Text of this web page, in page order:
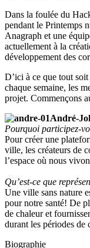
Dans la foulée du
pendant le Printemps
Anagraph et une
actuellement à la
développement des
D’ici à ce que tout
chaque semaine, les
projet. Commençons
André-
Pourquoi participez-
Pour créer une
ville, les créateurs de
l’espace où nous
Qu’est-ce que
Une ville sans nature
pour notre santé! De
de chaleur et
durant les périodes de
Biographie